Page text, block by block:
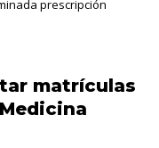
prescripción
matrículas